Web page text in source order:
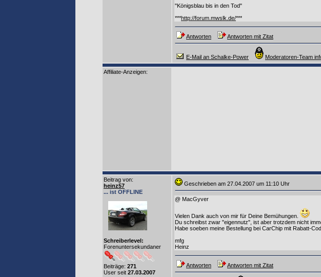
"Königsblau bis in den Tod"
***http://forum.mwslk.de/***
Antworten Antworten mit Zitat
E-Mail an Schalke-Power Moderatoren-Team
Affiliate-Anzeigen:
Beitrag von:
heinz57
... ist OFFLINE
Schreiberlevel:
Forenuntersekundaner
Beiträge: 271
User seit 27.03.2007
Geschrieben am 27.04.2007 um 11:10 Uhr
@ MacGyver
Vielen Dank auch von mir für Deine Bemühungen.
Du schreibst zwar "eigennutz", ist aber trotzdem nicht
Habe soeben meine Bestellung bei CarChip mit Rabatt-
mfg
Heinz
Antworten Antworten mit Zitat